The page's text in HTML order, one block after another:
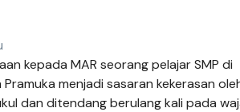
kepada MAR seorang pelajar SMP di
menjadi sasaran kekerasan
dan ditendang berulang kali pada